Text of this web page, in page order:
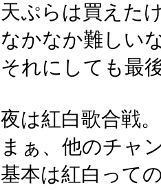
天ぷらは買えた
なかなか難しい
それにしても最
夜は紅白歌合戦。
まぁ、他のチャ
基本は紅白って